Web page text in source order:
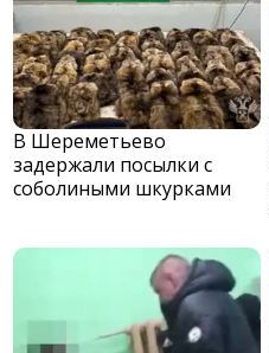
В Шереметьево
задержали посылки с
соболиными шкурками